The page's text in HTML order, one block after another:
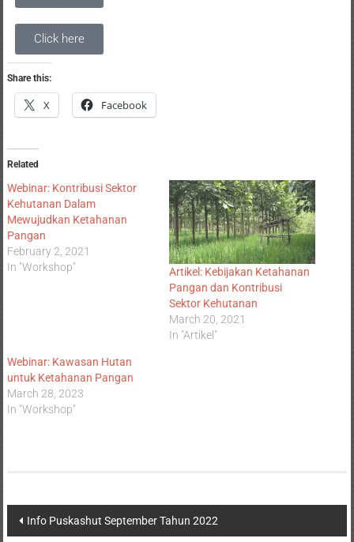
Click here
Share this:
X Facebook
Related
Webinar: Kontribusi Sektor
Kehutanan Dalam
Mewujudkan Ketahanan
Pangan
February 2, 2021
In "Workshop"
Artikel: Kebijakan Ketahanan
Pangan dan Kontribusi
Sektor Kehutanan
March 20, 2021
In "Artikel"
Webinar: Kawasan Hutan
untuk Ketahanan Pangan
March 28, 2023
In "Workshop"
Info Puskashut September Tahun 2022